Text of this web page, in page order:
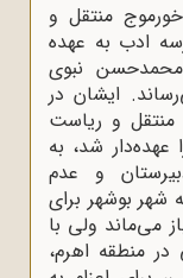
پدر به خورموج منتقل و
ادب به عهده
نبوی
ایشان در
منتقل و ریاست
شد، به
و عدم
شهر بوشهر برای
می‌ماند ولی با
منطقه اهرم،